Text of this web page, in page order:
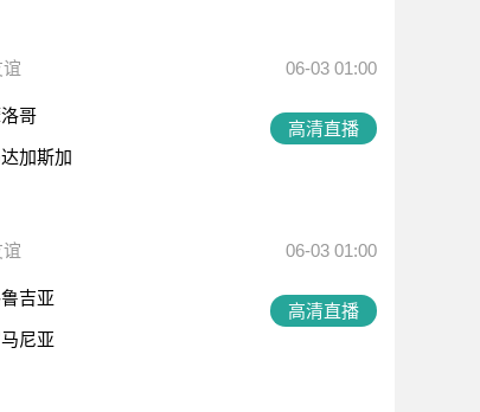
06-03 01:00
哥
加斯加
高清直播
06-03 01:00
吉亚
尼亚
高清直播